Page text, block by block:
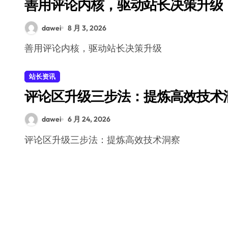
善用评论内核，驱动站长决策升级
dawei 8 月 3, 2026
善用评论内核，驱动站长决策升级
站长资讯
评论区升级三步法：提炼高效技术
dawei 6 月 24, 2026
评论区升级三步法：提炼高效技术洞察